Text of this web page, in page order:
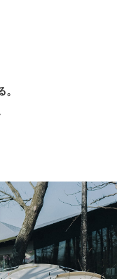
。